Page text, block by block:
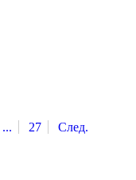
... 27 След.